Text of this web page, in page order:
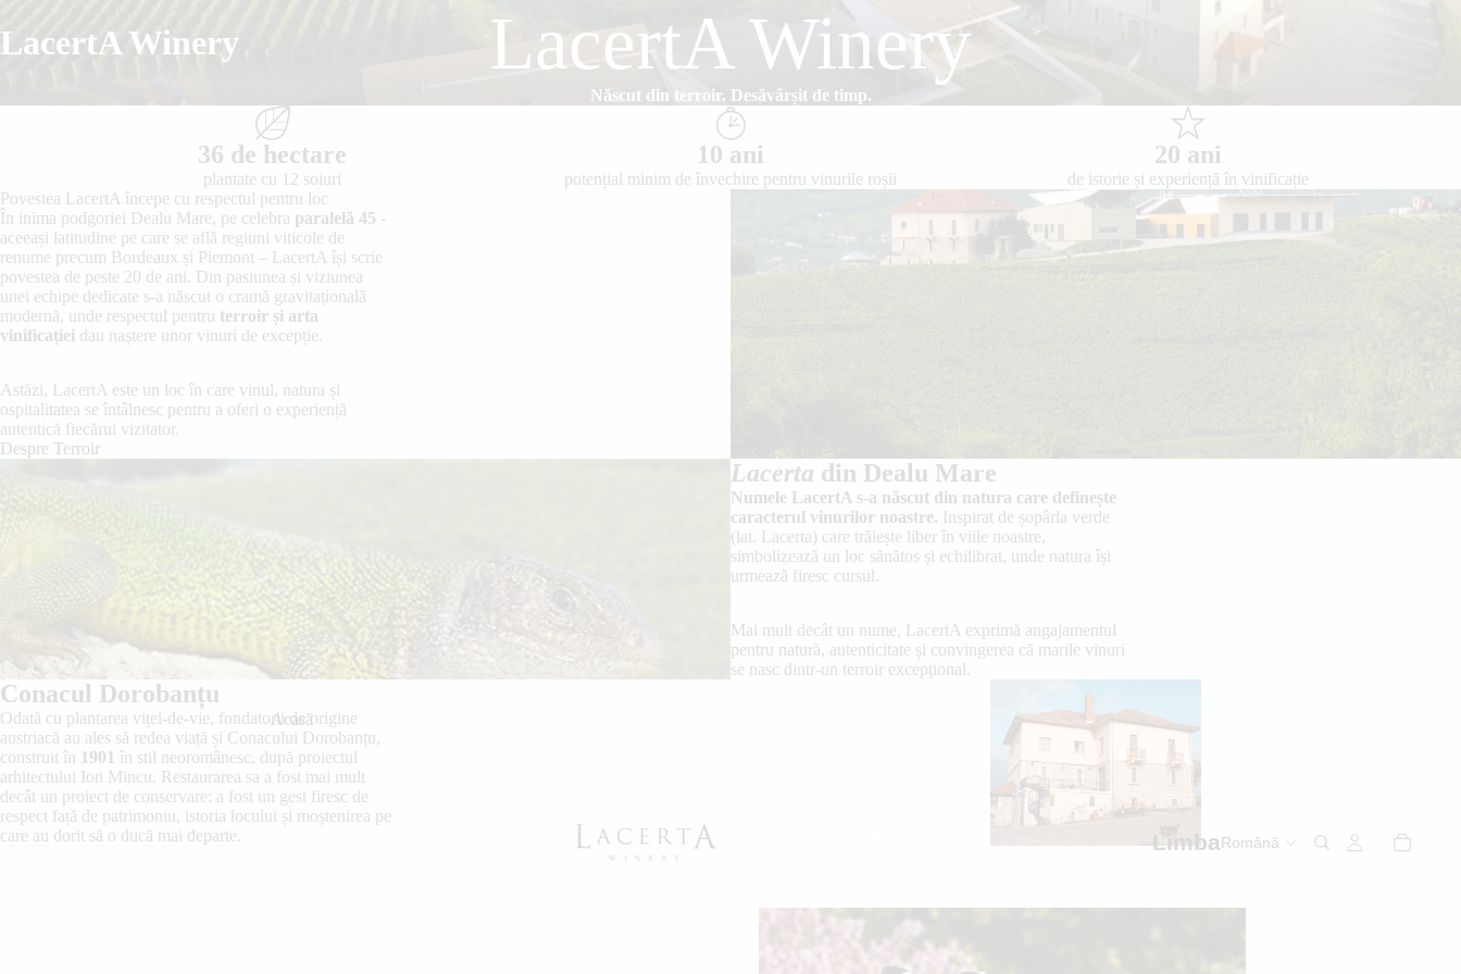
LacertA Winery
Acasă
Limba
LacertA Winery
Născut din terroir. Desăvârșit de timp.
36 de hectare
plantate cu 12 soiuri
10 ani
potențial minim de învechire pentru vinurile roșii
20 ani
de istorie și experiență în vinificație
Povestea LacertA începe cu respectul pentru loc
În inima podgoriei Dealu Mare, pe celebra paralelă 45 -
aceeași latitudine pe care se află regiuni viticole de
renume precum Bordeaux și Piemont – LacertA își scrie
povestea de peste 20 de ani. Din pasiunea și viziunea
unei echipe dedicate s-a născut o cramă gravitațională
modernă, unde respectul pentru terroir și arta
vinificației dau naștere unor vinuri de excepție.
Astăzi, LacertA este un loc în care vinul, natura și
ospitalitatea se întâlnesc pentru a oferi o experiență
autentică fiecărui vizitator.
Despre Terroir
Lacerta din Dealu Mare
Numele LacertA s-a născut din natura care definește
caracterul vinurilor noastre. Inspirat de șopârla verde
(lat. Lacerta) care trăiește liber în viile noastre,
simbolizează un loc sănătos și echilibrat, unde natura își
urmează firesc cursul.
Mai mult decât un nume, LacertA exprimă angajamentul
pentru natură, autenticitate și convingerea că marile vinuri
se nasc dintr-un terroir excepțional.
Conacul Dorobanțu
Odată cu plantarea viței-de-vie, fondatorii de origine
austriacă au ales să redea viață și Conacului Dorobanțu,
construit în 1901 în stil neoromânesc, după proiectul
arhitectului Ion Mincu. Restaurarea sa a fost mai mult
decât un proiect de conservare: a fost un gest firesc de
respect față de patrimoniu, istoria locului și moștenirea pe
care au dorit să o ducă mai departe.